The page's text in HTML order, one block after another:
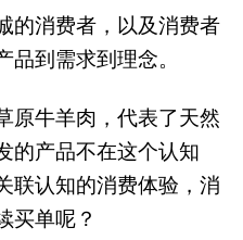
的消费者，以及消费者
到需求到理念。
原牛羊肉，代表了天然
的产品不在这个认知
联认知的消费体验，消
买单呢？